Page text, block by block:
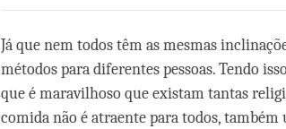
on
Já que nem todos têm as mesmas
métodos para diferentes pessoas. Tendo
que é maravilhoso que existam tantas
comida não é atraente para todos,